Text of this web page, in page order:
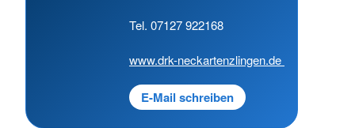
Tel. 07127 922168
www.drk-neckartenzlingen.de
E-Mail schreiben